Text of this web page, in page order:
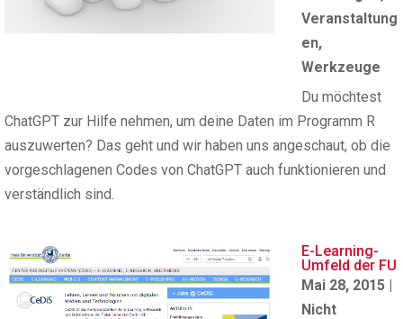
Veranstaltung
en,
Werkzeuge
Du möchtest
ChatGPT zur Hilfe nehmen, um deine Daten im Programm R
auszuwerten? Das geht und wir haben uns angeschaut, ob die
vorgeschlagenen Codes von ChatGPT auch funktionieren und
verständlich sind.
E-Learning-
Umfeld der FU
Mai 28, 2015 |
Nicht